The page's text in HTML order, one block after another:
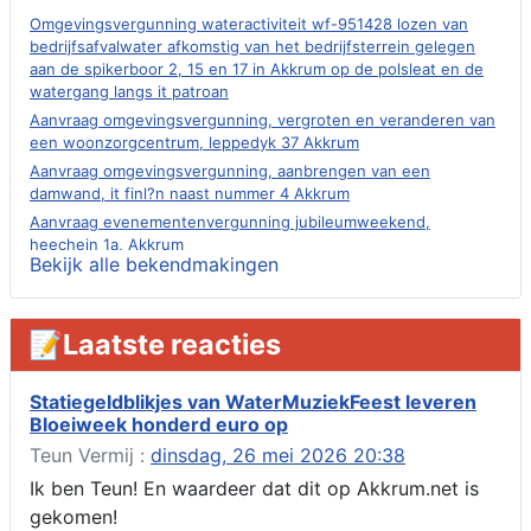
Omgevingsvergunning wateractiviteit wf-951428 lozen van
bedrijfsafvalwater afkomstig van het bedrijfsterrein gelegen
aan de spikerboor 2, 15 en 17 in Akkrum op de polsleat en de
watergang langs it patroan
Aanvraag omgevingsvergunning, vergroten en veranderen van
een woonzorgcentrum, leppedyk 37 Akkrum
Aanvraag omgevingsvergunning, aanbrengen van een
damwand, it finl?n naast nummer 4 Akkrum
Aanvraag evenementenvergunning jubileumweekend,
heechein 1a, Akkrum
Verlening omgevingsvergunning, tijdelijk gebruik openbare
ruimte 02-10 t/m 02-11-2026, sitadel voor nr 6 te Akkrum
Aanvraag omgevingsvergunning, tijdelijk gebruik openbare
ruimte 02-10 t/m 02-11-2026, sitadel voor nr 6 te Akkrum
Verlenging beslistermijn aanvraag omgevingsvergunning,
heechein 28, 8491 em Akkrum
Aanvraag omgevingsvergunning, veranderen van een woning
(voordeur en dakkapel), boarnsterdyk 75 Akkrum
Aanvraag omgevingsvergunning wateractiviteit wf-1012586
aanbrengen van asfalt t.b.v. onderhoud fietspad t.h.v
boarnsterdyk, Akkrum
Bekijk alle bekendmakingen
📝Laatste reacties
Statiegeldblikjes van WaterMuziekFeest leveren
Bloeiweek honderd euro op
Teun Vermij : dinsdag, 26 mei 2026 20:38
Ik ben Teun! En waardeer dat dit op Akkrum.net is
gekomen!